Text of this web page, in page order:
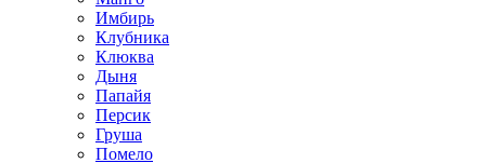
Имбирь
Клубника
Клюква
Дыня
Папайя
Персик
Груша
Помело